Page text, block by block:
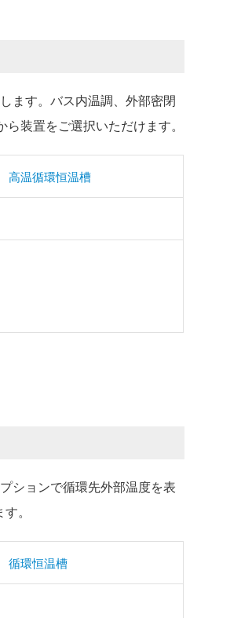
ます。バス内温調、外部密閉
装置をご選択いただけます。
高温循環恒温槽
ションで循環先外部温度を表
。
循環恒温槽